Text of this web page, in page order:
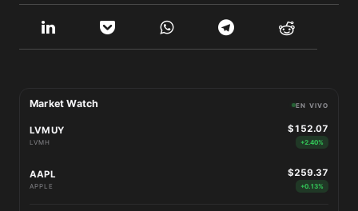
Market Watch EN VIVO
LVMUY
LVMH
$152.07
+2.40%
AAPL
APPLE
$259.37
+0.13%